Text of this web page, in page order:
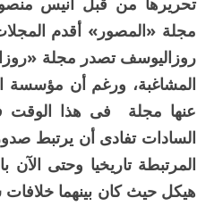
مجلة «المصور» أقدم
روزاليوسف تصدر مجلة
المشاغبة، ورغم أن مؤسسة
عنها مجلة فى هذا الوقت
السادات تفادى أن يرتبط
المرتبطة تاريخيا وحتى الآن
هيكل حيث كان بينهما خلافات